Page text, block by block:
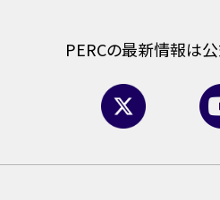
PERCの最新情報は